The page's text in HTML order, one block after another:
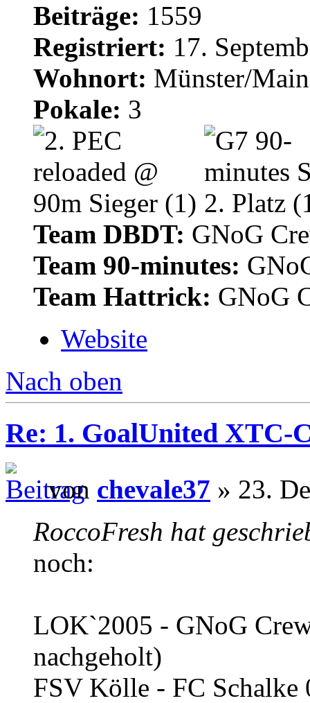
Beiträge: 1559
Registriert: 17.
Wohnort: Münster/
Pokale: 3
Team DBDT: GNoG
Team 90-minutes:
Team Hattrick: GNoG
Website
Nach oben
Re: 1. GoalUnited XTC-
von chevale37 » 23.
RoccoFresh hat
noch:
LOK`2005 - GNoG
nachgeholt)
FSV Kölle - FC